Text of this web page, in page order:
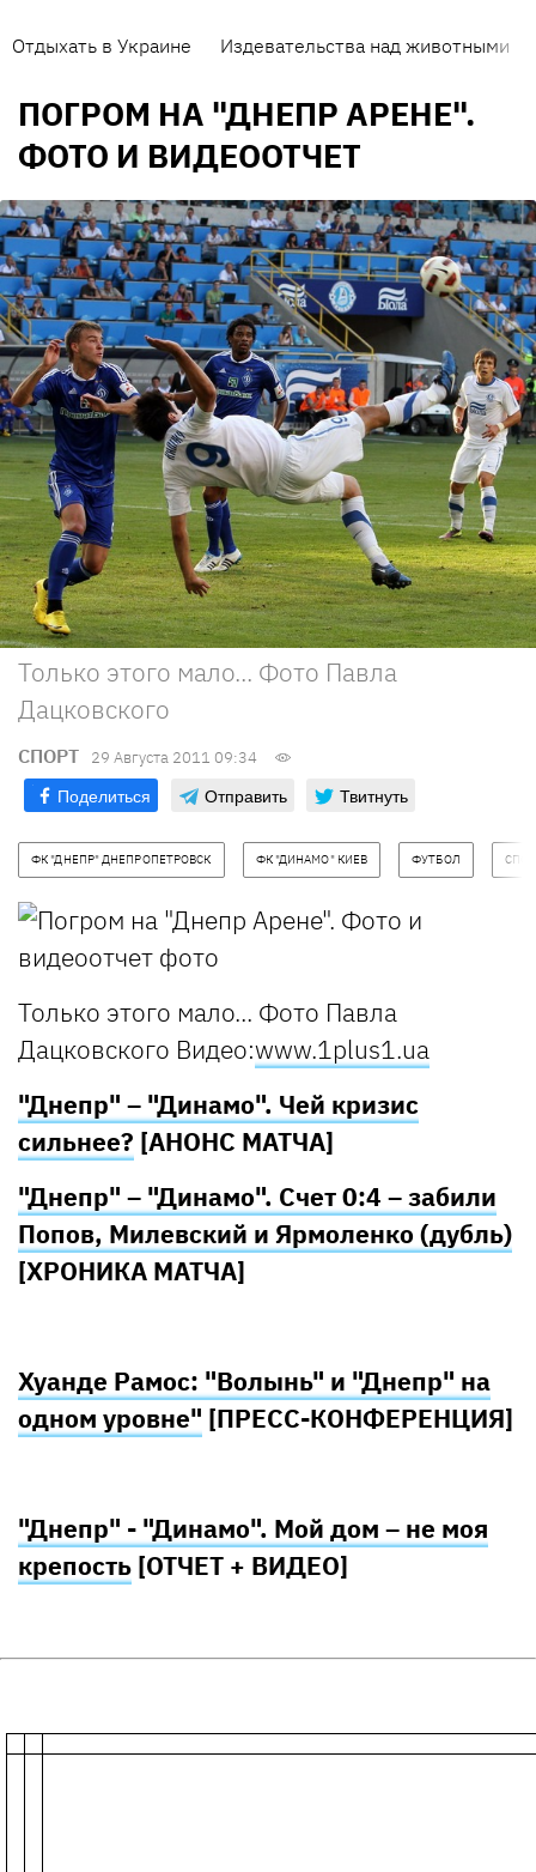
Отдыхать в Украине Издевательства над животными
ПОГРОМ НА "ДНЕПР АРЕНЕ".
ФОТО И ВИДЕООТЧЕТ
Только этого мало... Фото Павла
Дацковского
СПОРТ 29 Августа 2011 09:34
Поделиться Отправить Твитнуть
ФК "ДНЕПР" ДНЕПРОПЕТРОВСК ФК "ДИНАМО" КИЕВ ФУТБОЛ
Только этого мало... Фото Павла
Дацковского Видео:www.1plus1.ua
"Днепр" – "Динамо". Чей кризис
сильнее? [АНОНС МАТЧА]
"Днепр" – "Динамо". Счет 0:4 – забили
Попов, Милевский и Ярмоленко (дубль)
[ХРОНИКА МАТЧА]
Хуанде Рамос: "Волынь" и "Днепр" на
одном уровне" [ПРЕСС-КОНФЕРЕНЦИЯ]
"Днепр" - "Динамо". Мой дом – не моя
крепость [ОТЧЕТ + ВИДЕО]